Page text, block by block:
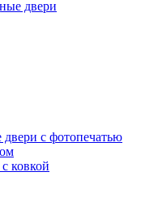
двери
с фотопечатью
ковкой